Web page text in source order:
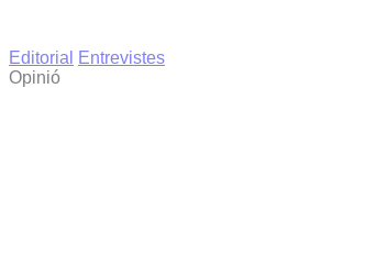
Editorial
Entrevistes
Opinió